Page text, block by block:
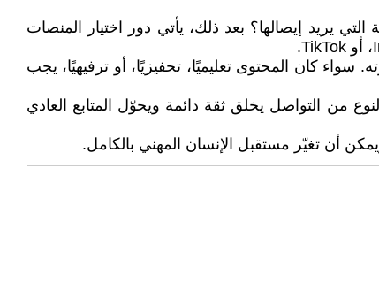
يريد إيصالها؟ بعد ذلك، يأتي دور اختيار المنصات
كان المحتوى تعليميًا، تحفيزيًا، أو ترفيهيًا، يجب
من التواصل يخلق ثقة دائمة ويحوّل المتابع العادي
أن تغيّر مستقبل الإنسان المهني بالكامل.